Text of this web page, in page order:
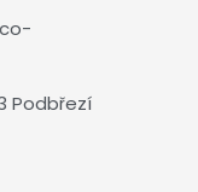
Podbřezí